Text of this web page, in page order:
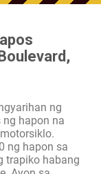
ng
hapon na
ng hapon sa
trapiko habang